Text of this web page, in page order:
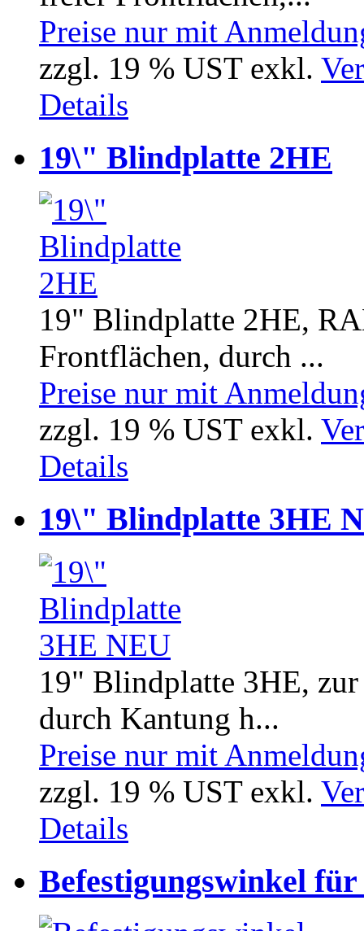
Preise nur mit
zzgl. 19 % UST exkl.
Details
19\" Blindplatte 2HE
19" Blindplatte 2HE,
Frontflächen, durch ...
Preise nur mit
zzgl. 19 % UST exkl.
Details
19\" Blindplatte 3HE
19" Blindplatte 3HE,
durch Kantung h...
Preise nur mit
zzgl. 19 % UST exkl.
Details
Befestigungswinkel